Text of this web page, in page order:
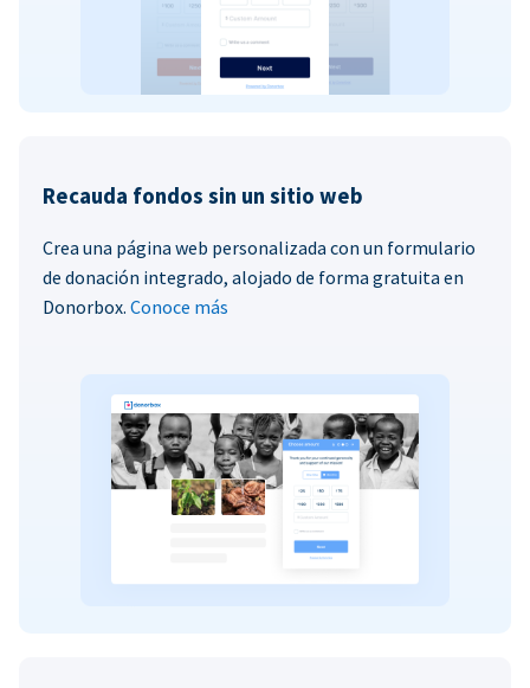
Recauda fondos sin un sitio web
Crea una página web personalizada con un formulario
de donación integrado, alojado de forma gratuita en
Donorbox. Conoce más